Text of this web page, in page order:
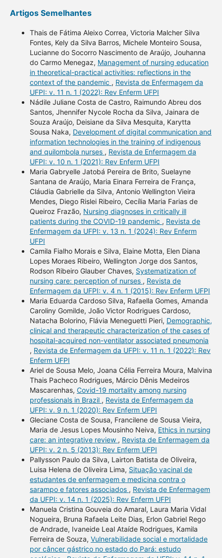
Artigos Semelhantes
Thais de Fátima Aleixo Correa, Victoria Malcher Silva
Fontes, Kely da Silva Barros, Michele Monteiro Sousa,
Lucianne do Socorro Nascimento de Araújo, Jouhanna
do Carmo Menegaz, Management of nursing education
in theoretical-practical activities: reflections in the
context of the pandemic , Revista de Enfermagem da
UFPI: v. 11 n. 1 (2022): Rev Enferm UFPI
Nádile Juliane Costa de Castro, Raimundo Abreu dos
Santos, Jhennifer Nycole Rocha da Silva, Jainara de
Souza Araújo, Deisiane da Silva Mesquita, Karytta
Sousa Naka, Development of digital communication and
information technologies in the training of indigenous
and quilombola nurses , Revista de Enfermagem da
UFPI: v. 10 n. 1 (2021): Rev Enferm UFPI
Maria Gabryelle Jatobá Pereira de Brito, Suelayne
Santana de Araújo, Maria Einara Ferreira de França,
Cláudia Gabrielle da Silva, Antonio Wellington Vieira
Mendes, Diego Rislei Ribeiro, Cecília Maria Farias de
Queiroz Frazão, Nursing diagnoses in critically ill
patients during the COVID-19 pandemic , Revista de
Enfermagem da UFPI: v. 13 n. 1 (2024): Rev Enferm
UFPI
Camila Fialho Morais e Silva, Elaine Motta, Elen Diana
Lopes Moraes Ribeiro, Wellington Jorge dos Santos,
Rodson Ribeiro Glauber Chaves, Systematization of
nursing care: perception of nurses , Revista de
Enfermagem da UFPI: v. 4 n. 1 (2015): Rev Enferm UFPI
Maria Eduarda Cardoso Silva, Rafaella Gomes, Amanda
Caroliny Gomilde, João Victor Rodrigues Cardoso,
Natacha Bolorino, Flávia Meneguetti Pieri, Demographic,
clinical and therapeutic characterization of the cases of
hospital-acquired non-ventilator associated pneumonia
, Revista de Enfermagem da UFPI: v. 11 n. 1 (2022): Rev
Enferm UFPI
Ariel de Sousa Melo, Joana Célia Ferreira Moura, Malvina
Thais Pacheco Rodrigues, Márcio Dênis Medeiros
Mascarenhas, Covid-19 mortality among nursing
professionals in Brazil , Revista de Enfermagem da
UFPI: v. 9 n. 1 (2020): Rev Enferm UFPI
Gleciane Costa de Sousa, Francilene de Sousa Vieira,
Maria de Jesus Lopes Mousinho Neiva, Ethics in nursing
care: an integrative review , Revista de Enfermagem da
UFPI: v. 2 n. 5 (2013): Rev Enferm UFPI
Pallysson Paulo da Silva, Lairton Batista de Oliveira,
Luisa Helena de Oliveira Lima, Situação vacinal de
estudantes de enfermagem e medicina contra o
sarampo e fatores associados , Revista de Enfermagem
da UFPI: v. 14 n. 1 (2025): Rev Enferm UFPI
Manuela Cristina Gouveia do Amaral, Laura Maria Vidal
Nogueira, Bruna Rafaela Leite Dias, Erlon Gabriel Rego
de Andrade, Ivaneide Leal Ataíde Rodrigues, Kamila
Ferreira de Souza, Vulnerabilidade social e mortalidade
por câncer gástrico no estado do Pará: estudo